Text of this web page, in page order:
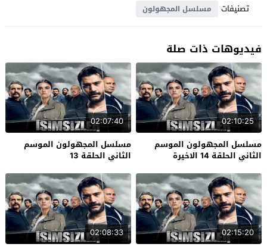
تصنيفات
مسلسل المجهولون
فيديوهات ذات صلة
02:10:25
مسلسل المجهولون الموسم
الثاني الحلقة 14 الاخيرة
02:07:40
مسلسل المجهولون الموسم
الثاني الحلقة 13
02:15:20
02:08:33